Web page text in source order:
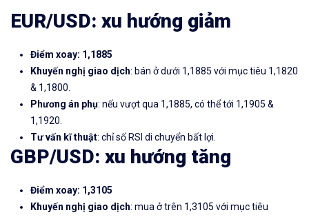
EUR/USD: xu hướng giảm
Điểm xoay: 1,1885
Khuyến nghị giao dịch: bán ở dưới 1,1885 với mục tiêu 1,1820
& 1,1800.
Phương án phụ: nếu vượt qua 1,1885, có thể tới 1,1905 &
1,1920.
Tư vấn kĩ thuật: chỉ số RSI di chuyển bất lợi.
GBP/USD: xu hướng tăng
Điểm xoay: 1,3105
Khuyến nghị giao dịch: mua ở trên 1,3105 với mục tiêu